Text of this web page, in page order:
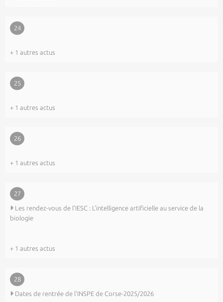
24
+ 1 autres actus
25
+ 1 autres actus
26
+ 1 autres actus
27
Les rendez-vous de l'IESC : L'intelligence artificielle au service de la
biologie
+ 1 autres actus
28
Dates de rentrée de l'INSPE de Corse-2025/2026